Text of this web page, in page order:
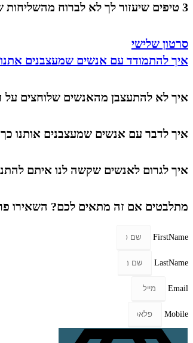
3 טיפים שיעזור לך לא לברוח מהשליחות שלך ולהביא אותה לידי מימוש
סרטון שלישי
איך להתמודד עם אנשים שמעצבנים
איך לא להתעצבן מהאנשים שלוחצים על
איך לדבר עם אנשים שמעצבנים אותנו כך
איך לגרום לאנשים שקשה לנו איתם
מתלבטים אם זה מתאים לכם? השאירו
FirstName
LastName
Email
Mobile